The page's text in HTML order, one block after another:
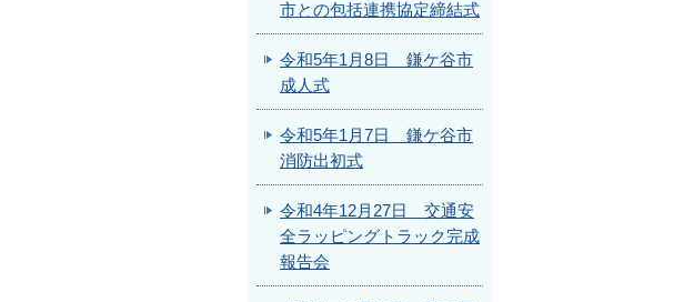
市との包括連携協定締結式
令和5年1月8日 鎌ケ谷市
成人式
令和5年1月7日 鎌ケ谷市
消防出初式
令和4年12月27日 交通安
全ラッピングトラック完成
報告会